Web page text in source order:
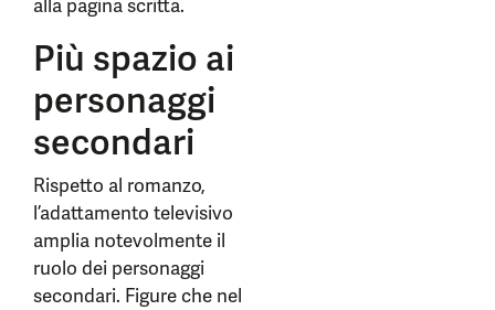
alla pagina scritta.
Più spazio ai
personaggi
secondari
Rispetto al romanzo,
l’adattamento televisivo
amplia notevolmente il
ruolo dei personaggi
secondari. Figure che nel